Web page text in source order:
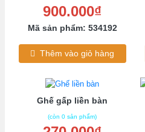
900.000₫
Mã sản phẩm: 534192
Thêm vào giỏ hàng
Ghế gấp liền bàn
(còn 0 sản phẩm)